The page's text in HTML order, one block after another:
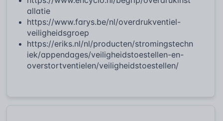
allatie
https://www.farys.be/nl/overdrukventiel-
veiligheidsgroep
https://eriks.nl/nl/producten/stromingstechn
iek/appendages/veiligheidstoestellen-en-
overstortventielen/veiligheidstoestellen/